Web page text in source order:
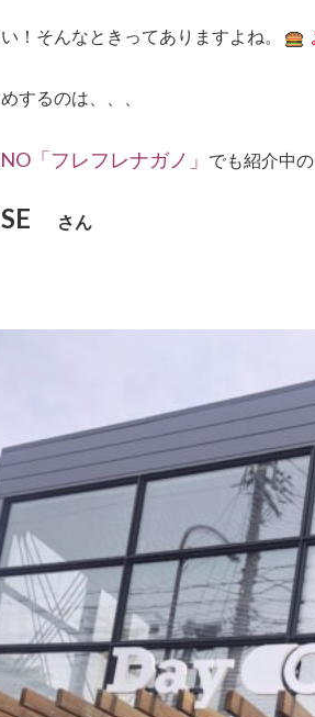
！そんなときってありますよね。
するのは、、、
「フレフレナガノ」 でも紹介中の
さん